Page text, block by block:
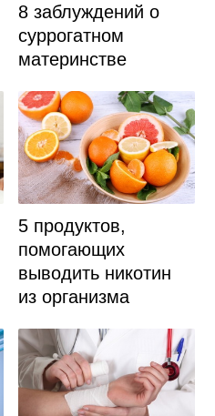
8 заблуждений о
суррогатном
материнстве
5 продуктов,
помогающих
выводить никотин
из организма